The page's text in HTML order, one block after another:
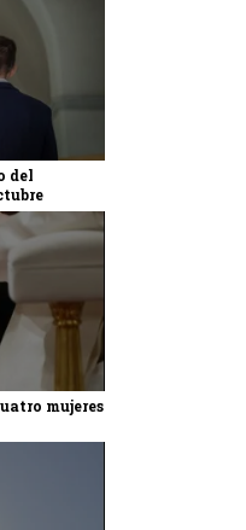
del
mujeres